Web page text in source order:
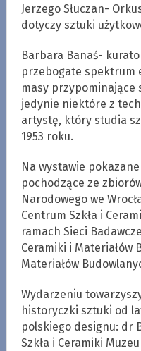
Jerzego Słuczan-
dotyczy sztuki
Barbara Banaś-
przebogate spektrum
masy
jedynie niektóre z
artystę, który studia
1953 roku.
Na wystawie
pochodzące ze
Narodowego we
Centrum Szkła i
ramach Sieci
Ceramiki i Materiałów
Materiałów
Wydarzeniu
historyczki sztuki od
polskiego designu: dr
Szkła i Ceramiki